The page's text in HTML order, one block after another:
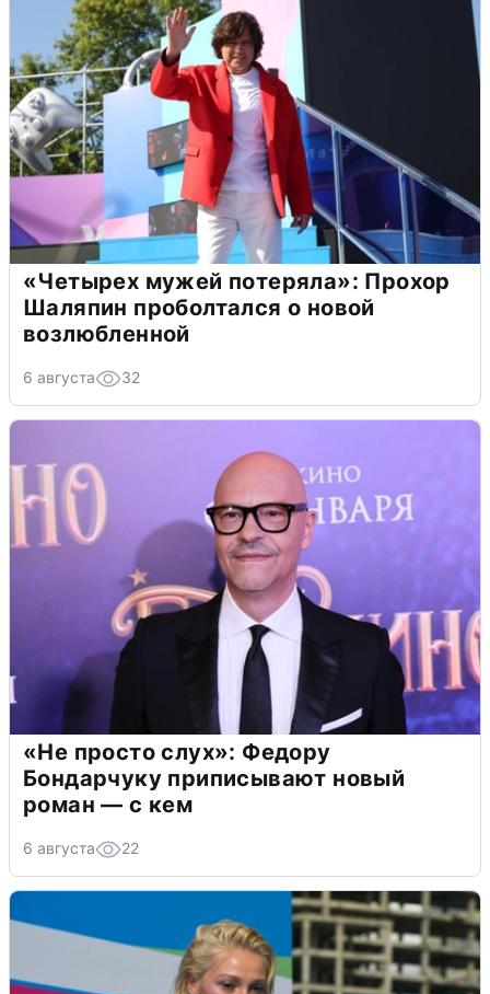
«Четырех мужей потеряла»: Прохор
Шаляпин проболтался о новой
возлюбленной
6 августа 32
«Не просто слух»: Федору
Бондарчуку приписывают новый
роман — с кем
6 августа 22